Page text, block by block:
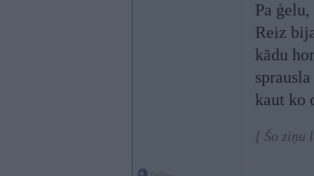
Pa
Reiz
kādu
kaut ko
[ Šo ziņu